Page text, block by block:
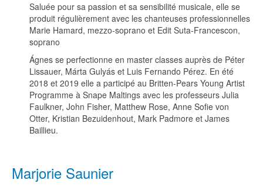
Saluée pour sa passion et sa sensibilité musicale, elle se
produit régulièrement avec les chanteuses professionnelles
Marie Hamard, mezzo-soprano et Edit Suta-Francescon,
soprano
Ágnes se perfectionne en master classes auprès de Péter
Lissauer, Márta Gulyás et Luis Fernando Pérez. En été
2018 et 2019 elle a participé au Britten-Pears Young Artist
Programme à Snape Maltings avec les professeurs Julia
Faulkner, John Fisher, Matthew Rose, Anne Sofie von
Otter, Kristian Bezuidenhout, Mark Padmore et James
Baillieu.
Marjorie Saunier